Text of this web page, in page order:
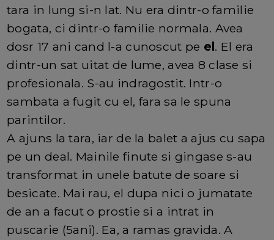
tara in lung si-n lat. Nu era dintr-o familie
bogata, ci dintr-o familie normala. Avea
dosr 17 ani cand l-a cunoscut pe el. El era
dintr-un sat uitat de lume, avea 8 clase si
profesionala. S-au indragostit. Intr-o
sambata a fugit cu el, fara sa le spuna
parintilor.
A ajuns la tara, iar de la balet a ajus cu sapa
pe un deal. Mainile finute si gingase s-au
transformat in unele batute de soare si
besicate. Mai rau, el dupa nici o jumatate
de an a facut o prostie si a intrat in
puscarie (5ani). Ea, a ramas gravida. A